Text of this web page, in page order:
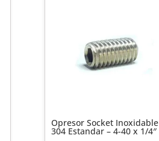
Opresor Socket Inoxidable
304 Estandar – 4-40 x 1/4″